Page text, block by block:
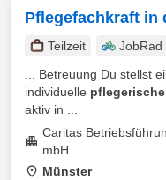
Pflegefachkraft in
Teilzeit JobRad
... Betreuung Du stellst
individuelle pflegerische
aktiv in ...
Caritas
mbH
Münster